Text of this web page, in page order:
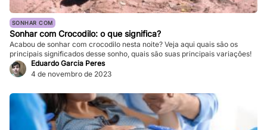
SONHAR COM
Sonhar com Crocodilo: o que significa?
Acabou de sonhar com crocodilo nesta noite? Veja aqui quais são os
principais significados desse sonho, quais são suas principais variações!
Eduardo Garcia Peres
4 de novembro de 2023